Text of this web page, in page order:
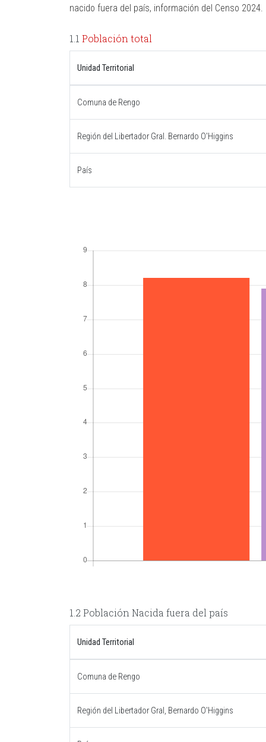
nacido fuera del país, información del Censo 2024.
1.1 Población total
Unidad Territorial
Comuna de Rengo
Región del Libertador Gral. Bernardo O'Higgins
País
1.2 Población Nacida fuera del país
Unidad Territorial
Comuna de Rengo
Región del Libertador Gral, Bernardo O'Higgins